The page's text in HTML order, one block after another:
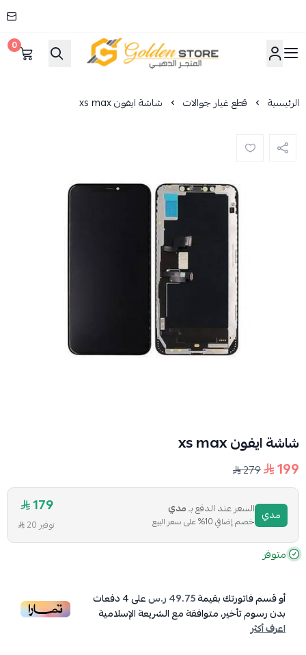
المتجر الذهبي
0
الرئيسية قطع غيار جوالات شاشة ايفون xs max
شاشة ايفون xs max
199
279
مدي السعر عند الدفع بـمدي
خصم إضافي 10% على سعر البيع
179
توفير 20
متوفر
أو قسم فاتورتك بقيمة49.75 ر.س على4دفعات
بدون رسوم تأخير، متوافقة مع الشريعة الإسلامية
اعرف أكثر